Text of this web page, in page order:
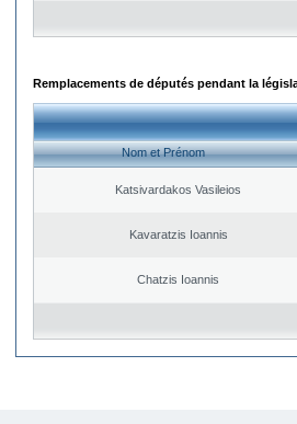
Remplacements de députés pendant la
Nom et Prénom
Katsivardakos Vasileios
Kavaratzis Ioannis
Chatzis Ioannis